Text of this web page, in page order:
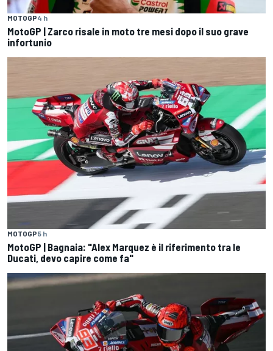
MOTOGP4 h
MotoGP | Zarco risale in moto tre mesi dopo il suo grave
infortunio
MOTOGP5 h
MotoGP | Bagnaia: "Alex Marquez è il riferimento tra le
Ducati, devo capire come fa"